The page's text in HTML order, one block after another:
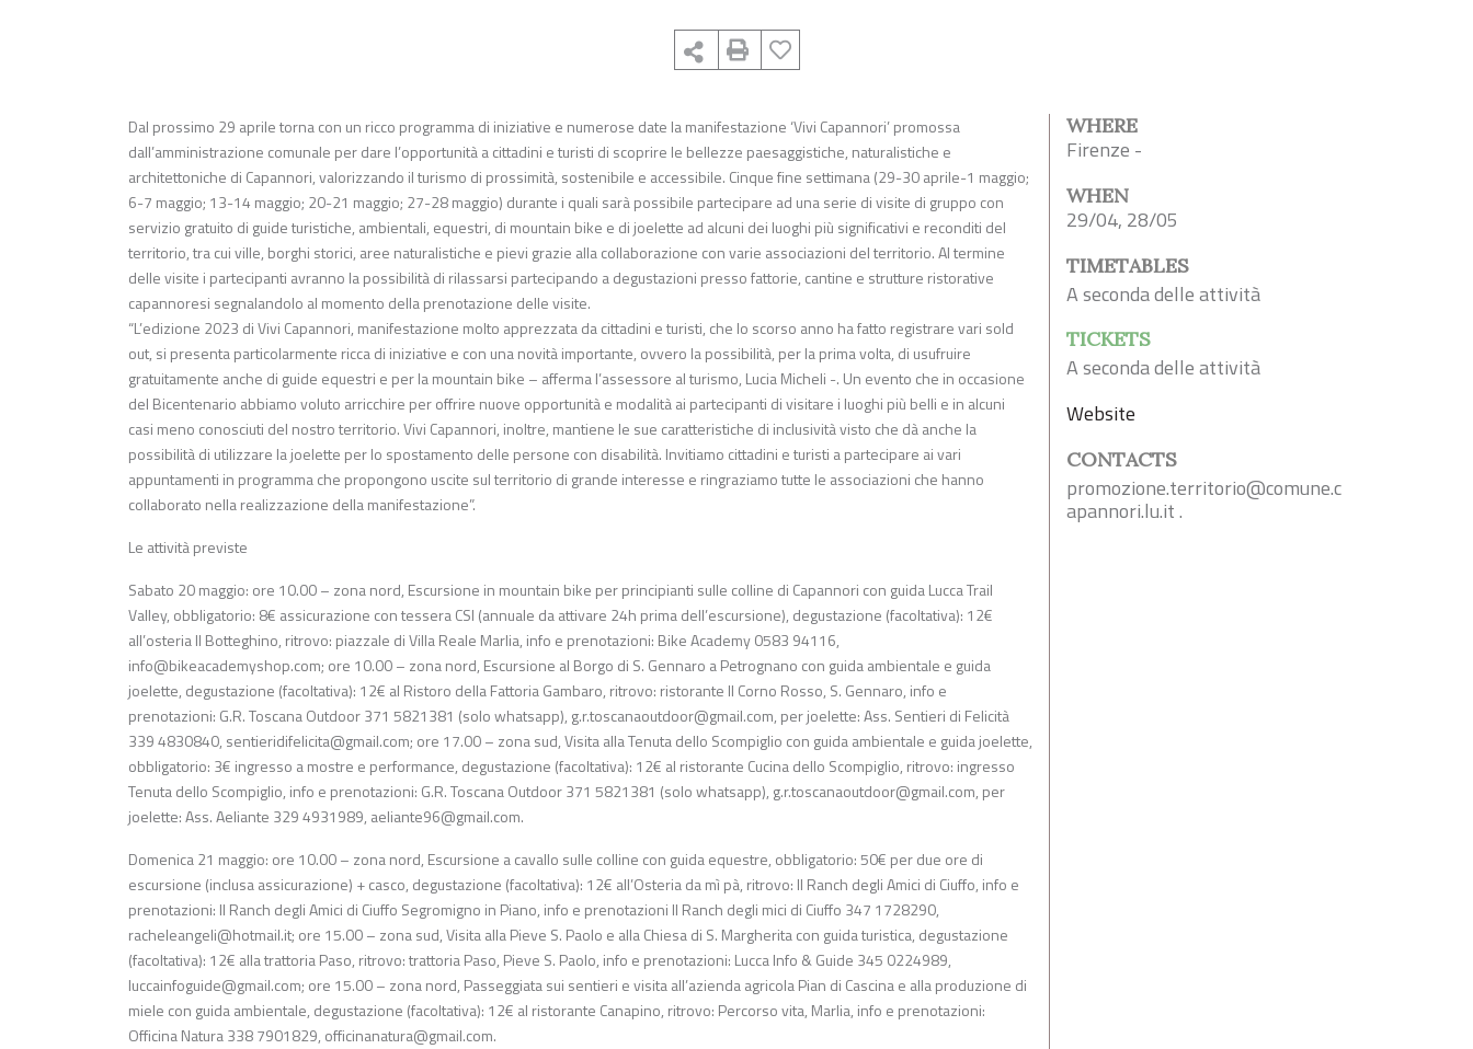
Dal prossimo 29 aprile torna con un ricco programma di iniziative e numerose date la manifestazione ‘Vivi Capannori’ promossa
dall’amministrazione comunale per dare l’opportunità a cittadini e turisti di scoprire le bellezze paesaggistiche, naturalistiche e
architettoniche di Capannori, valorizzando il turismo di prossimità, sostenibile e accessibile. Cinque fine settimana (29-30 aprile-1 maggio;
6-7 maggio; 13-14 maggio; 20-21 maggio; 27-28 maggio) durante i quali sarà possibile partecipare ad una serie di visite di gruppo con
servizio gratuito di guide turistiche, ambientali, equestri, di mountain bike e di joelette ad alcuni dei luoghi più significativi e reconditi del
territorio, tra cui ville, borghi storici, aree naturalistiche e pievi grazie alla collaborazione con varie associazioni del territorio. Al termine
delle visite i partecipanti avranno la possibilità di rilassarsi partecipando a degustazioni presso fattorie, cantine e strutture ristorative
capannoresi segnalandolo al momento della prenotazione delle visite.
“L’edizione 2023 di Vivi Capannori, manifestazione molto apprezzata da cittadini e turisti, che lo scorso anno ha fatto registrare vari sold
out, si presenta particolarmente ricca di iniziative e con una novità importante, ovvero la possibilità, per la prima volta, di usufruire
gratuitamente anche di guide equestri e per la mountain bike – afferma l’assessore al turismo, Lucia Micheli -. Un evento che in occasione
del Bicentenario abbiamo voluto arricchire per offrire nuove opportunità e modalità ai partecipanti di visitare i luoghi più belli e in alcuni
casi meno conosciuti del nostro territorio. Vivi Capannori, inoltre, mantiene le sue caratteristiche di inclusività visto che dà anche la
possibilità di utilizzare la joelette per lo spostamento delle persone con disabilità. Invitiamo cittadini e turisti a partecipare ai vari
appuntamenti in programma che propongono uscite sul territorio di grande interesse e ringraziamo tutte le associazioni che hanno
collaborato nella realizzazione della manifestazione”.
Le attività previste
Sabato 20 maggio: ore 10.00 – zona nord, Escursione in mountain bike per principianti sulle colline di Capannori con guida Lucca Trail
Valley, obbligatorio: 8€ assicurazione con tessera CSI (annuale da attivare 24h prima dell’escursione), degustazione (facoltativa): 12€
all’osteria Il Botteghino, ritrovo: piazzale di Villa Reale Marlia, info e prenotazioni: Bike Academy 0583 94116,
info@bikeacademyshop.com; ore 10.00 – zona nord, Escursione al Borgo di S. Gennaro a Petrognano con guida ambientale e guida
joelette, degustazione (facoltativa): 12€ al Ristoro della Fattoria Gambaro, ritrovo: ristorante Il Corno Rosso, S. Gennaro, info e
prenotazioni: G.R. Toscana Outdoor 371 5821381 (solo whatsapp), g.r.toscanaoutdoor@gmail.com, per joelette: Ass. Sentieri di Felicità
339 4830840, sentieridifelicita@gmail.com; ore 17.00 – zona sud, Visita alla Tenuta dello Scompiglio con guida ambientale e guida joelette,
obbligatorio: 3€ ingresso a mostre e performance, degustazione (facoltativa): 12€ al ristorante Cucina dello Scompiglio, ritrovo: ingresso
Tenuta dello Scompiglio, info e prenotazioni: G.R. Toscana Outdoor 371 5821381 (solo whatsapp), g.r.toscanaoutdoor@gmail.com, per
joelette: Ass. Aeliante 329 4931989, aeliante96@gmail.com.
Domenica 21 maggio: ore 10.00 – zona nord, Escursione a cavallo sulle colline con guida equestre, obbligatorio: 50€ per due ore di
escursione (inclusa assicurazione) + casco, degustazione (facoltativa): 12€ all’Osteria da mì pà, ritrovo: Il Ranch degli Amici di Ciuffo, info e
prenotazioni: Il Ranch degli Amici di Ciuffo Segromigno in Piano, info e prenotazioni Il Ranch degli mici di Ciuffo 347 1728290,
racheleangeli@hotmail.it; ore 15.00 – zona sud, Visita alla Pieve S. Paolo e alla Chiesa di S. Margherita con guida turistica, degustazione
(facoltativa): 12€ alla trattoria Paso, ritrovo: trattoria Paso, Pieve S. Paolo, info e prenotazioni: Lucca Info & Guide 345 0224989,
luccainfoguide@gmail.com; ore 15.00 – zona nord, Passeggiata sui sentieri e visita all’azienda agricola Pian di Cascina e alla produzione di
miele con guida ambientale, degustazione (facoltativa): 12€ al ristorante Canapino, ritrovo: Percorso vita, Marlia, info e prenotazioni:
Officina Natura 338 7901829, officinanatura@gmail.com.
WHERE
Firenze -
WHEN
29/04, 28/05
TIMETABLES
A seconda delle attività
TICKETS
A seconda delle attività
Website
CONTACTS
promozione.territorio@comune.c
apannori.lu.it.